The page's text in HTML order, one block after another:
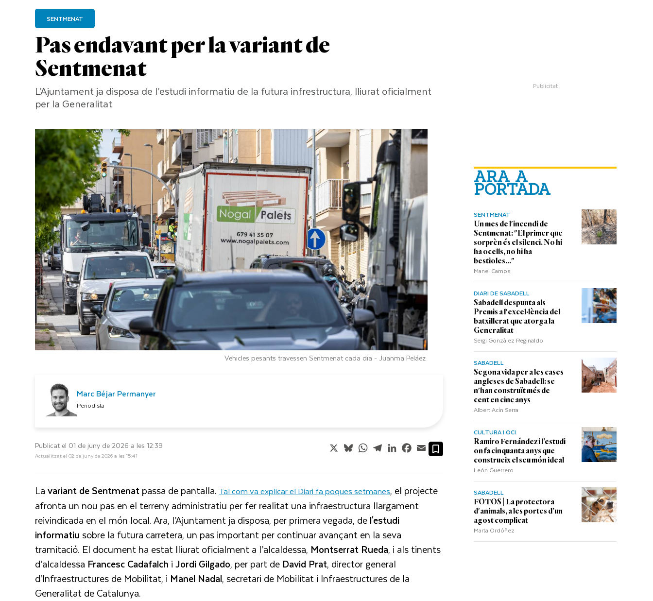
ARA A
PORTADA
SENTMENAT
Un mes de l'incendi de
Sentmenat: "El primer que
sorprèn és el silenci. No hi
ha ocells, no hi ha
bestioles..."
Manel Camps
DIARI DE SABADELL
Sabadell despunta als
Premis a l'excel·lència del
batxillerat que atorga la
Generalitat
Sergi Gonzàlez Reginaldo
SABADELL
Segona vida per a les cases
angleses de Sabadell: se
n'han construït més de
cent en cinc anys
Albert Acín Serra
CULTURA I OCI
Ramiro Fernández i l’estudi
on fa cinquanta anys que
construeix el seu món ideal
León Guerrero
SABADELL
FOTOS | La protectora
d'animals, a les portes d’un
agost complicat
Marta Ordóñez
Pas endavant per la variant de
Sentmenat
SENTMENAT
L’Ajuntament ja disposa de l’estudi informatiu de la futura infrestructura, lliurat oficialment
per la Generalitat
Vehicles pesants travessen Sentmenat cada dia - Juanma Peláez
Marc Béjar Permanyer
Periodista
Publicat el 01 de juny de 2026 a les 12:39
Actualitzat el 02 de juny de 2026 a les 15:41
X BlueskyWhatsApp
TelegramLinkedInFacebook
Email
Lavariant de Sentmenatpassa de pantalla. Tal com va explicar el Diari fa poques setmanes, el projecte
afronta un nou pas en el terreny administratiu per fer realitat una infraestructura llargament
reivindicada en el món local. Ara, l’Ajuntament ja disposa, per primera vegada, del'estudi
informatiu sobre la futura carretera, un pas important per continuar avançant en la seva
tramitació. El document ha estat lliurat oficialment a l’alcaldessa, Montserrat Rueda, i als tinents
d’alcaldessa FrancescCadafalch iJordiGilgado, per part de David Prat, director general
d’Infraestructures de Mobilitat, i Manel Nadal, secretari de Mobilitat i Infraestructures de la
Generalitat de Catalunya.